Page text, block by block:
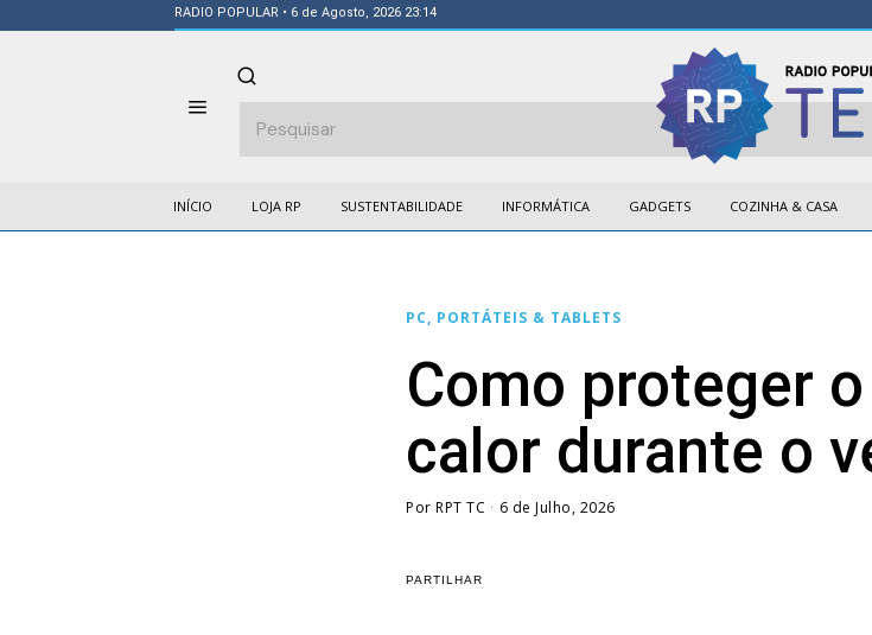
RADIO POPULAR • 6 de Agosto, 2026 23:14
INÍCIO LOJA RP SUSTENTABILIDADE INFORMÁTICA GADGETS COZINHA & CASA
PC, PORTÁTEIS & TABLETS
Como proteger
calor durante o
Por RPT TC 6 de Julho, 2026
PARTILHAR